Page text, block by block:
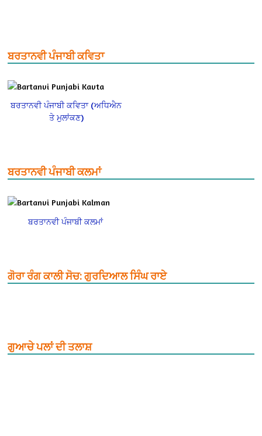
ਬਰਤਾਨਵੀ ਪੰਜਾਬੀ ਕਵਿਤਾ
ਬਰਤਾਨਵੀ ਪੰਜਾਬੀ ਕਵਿਤਾ (ਅਧਿਐਨ
ਤੇ ਮੁਲਾਂਕਣ)
ਬਰਤਾਨਵੀ ਪੰਜਾਬੀ ਕਲਮਾਂ
ਬਰਤਾਨਵੀ ਪੰਜਾਬੀ ਕਲਮਾਂ
ਗੋਰਾ ਰੰਗ ਕਾਲੀ ਸੋਚ: ਗੁਰਦਿਆਲ ਸਿੰਘ ਰਾਏ
ਗੁਆਚੇ ਪਲਾਂ ਦੀ ਤਲਾਸ਼